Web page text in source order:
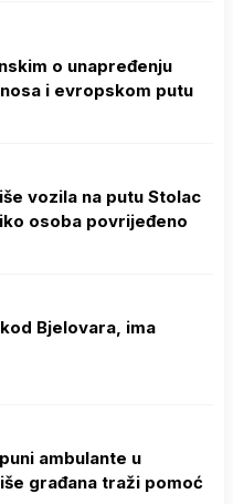
o unapređenju
i evropskom putu
vozila na putu Stolac
osoba povrijeđeno
Bjelovara, ima
ambulante u
građana traži pomoć